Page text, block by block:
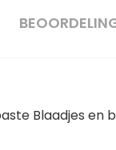
Blaadjes en